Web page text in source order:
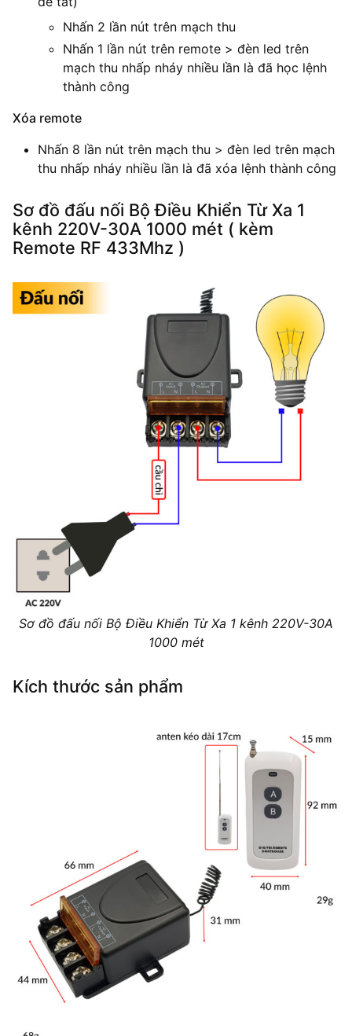
Nhấn 2 lần nút trên mạch thu
Nhấn 1 lần nút trên remote > đèn led trên
mạch thu nhấp nháy nhiều lần là đã học lệnh
thành công
Xóa remote
Nhấn 8 lần nút trên mạch thu > đèn led trên mạch
thu nhấp nháy nhiều lần là đã xóa lệnh thành công
Sơ đồ đấu nối Bộ Điều Khiển Từ Xa 1
kênh 220V-30A 1000 mét ( kèm
Remote RF 433Mhz )
Sơ đồ đấu nối Bộ Điều Khiển Từ Xa 1 kênh 220V-30A
1000 mét
Kích thước sản phẩm